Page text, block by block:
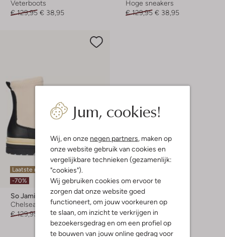
Jum, cookies!
Wij, en onze negen partners , maken op
onze website gebruik van cookies en
vergelijkbare technieken (gezamenlijk:
"cookies").
Wij gebruiken cookies om ervoor te
zorgen dat onze website goed
functioneert, om jouw voorkeuren op
te slaan, om inzicht te verkrijgen in
bezoekersgedrag en om een profiel op
te bouwen van jouw online gedrag voor
Veterboots
€ 129,95 € 38,95
Hoge sneakers
€ 129,95 € 38,95
Laatste maten
-70%
So Jamie
Chelsea boots
€ 129,95
€ 38,95